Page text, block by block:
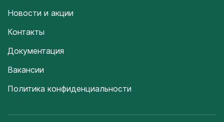
Новости и акции
Контакты
Документация
Вакансии
Политика конфиденциальности